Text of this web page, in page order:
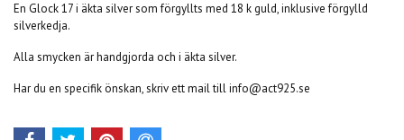
En Glock 17 i äkta silver som förgyllts med 18 k guld, inklusive förgylld
silverkedja.
Alla smycken är handgjorda och i äkta silver.
Har du en specifik önskan, skriv ett mail tillinfo@act925.se